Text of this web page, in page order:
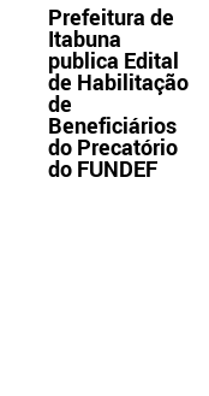
Prefeitura de
Itabuna
publica Edital
de Habilitação
de
Beneficiários
do Precatório
do FUNDEF